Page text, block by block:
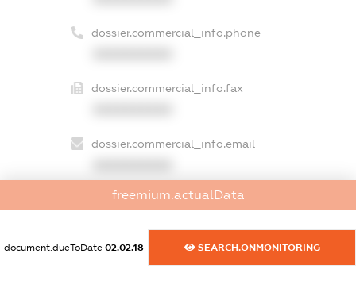
dossier.commercial_info.phone
dossier.commercial_info.fax
dossier.commercial_info.email
dossier.commercial_info.website
dossier.commercial_info.activity
freemium.actualData
document.dueToDate 02.02.18 SEARCH.ONMONITORING